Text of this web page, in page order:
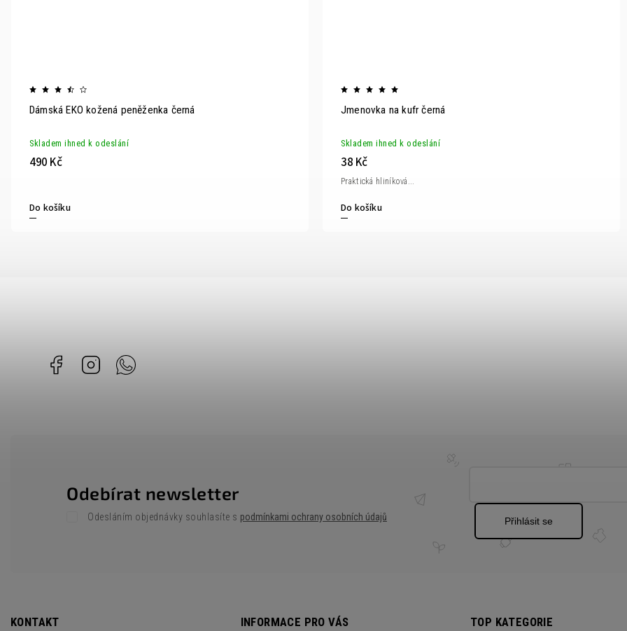
Dámská EKO kožená peněženka černá
Skladem ihned k odeslání
490 Kč
Do košíku
Jmenovka na kufr černá
Skladem ihned k odeslání
38 Kč
Do košíku
Praktická hliníková...
Facebook Instagram
KONTAKT INFORMACE PRO VÁS
Odebírat newsletter
Odesláním objednávky souhlasíte s podmínkami ochrany osobních údajů Přihlásit se
TOP KATEGORIE